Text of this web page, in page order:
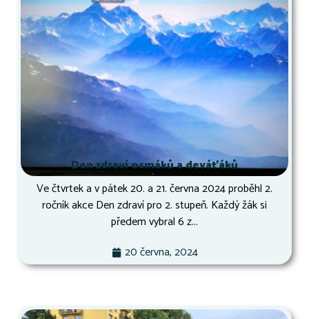
Den zdraví osmáků a deváťáků
Ve čtvrtek a v pátek 20. a 21. června 2024 proběhl 2.
ročník akce Den zdraví pro 2. stupeň. Každý žák si
předem vybral 6 z...
20 června, 2024